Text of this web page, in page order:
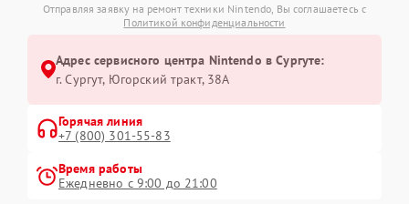
Отправляя заявку на ремонт техники Nintendo, Вы соглашаетесь с
Политикой конфиденциальности
Адрес сервисного центра Nintendo в Сургуте:
г. Сургут, Югорский тракт, 38А
Горячая линия
+7 (800) 301-55-83
Время работы
Ежедневно с 9:00 до 21:00